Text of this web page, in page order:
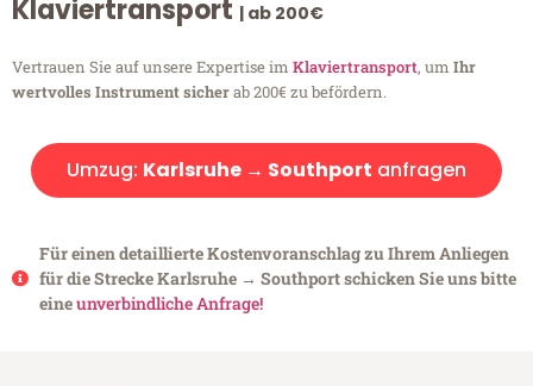
Klaviertransport | ab 200€
Vertrauen Sie auf unsere Expertise im Klaviertransport, um Ihr
wertvolles Instrument sicherab 200€ zu befördern.
Umzug: Karlsruhe → Southport anfragen
Für einen detaillierte Kostenvoranschlag zu Ihrem Anliegen
für die Strecke Karlsruhe → Southport schicken Sie uns bitte
eineunverbindliche Anfrage!